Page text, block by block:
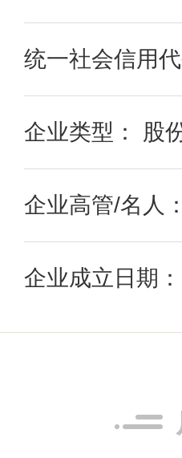
统一社会信用
企业类型： 股
企业高管/名人
企业成立日期